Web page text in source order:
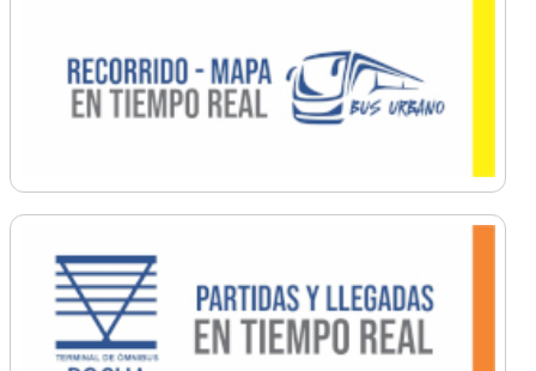
Ordenamiento
Promoción Social
Salud
Secretaría General